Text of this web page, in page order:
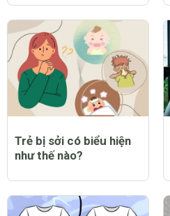
Trẻ bị sởi có biểu hiện
như thế nào?